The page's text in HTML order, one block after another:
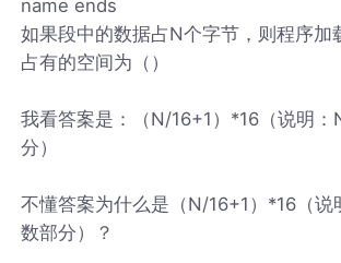
name ends
如果段中的数据占N个字节，则程序加
占有的空间为（）
我看答案是：（N/16+1）*16（说明：
分）
不懂答案为什么是（N/16+1）*16（说
数部分）？